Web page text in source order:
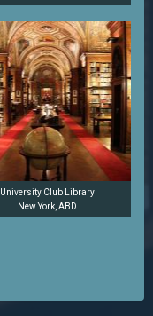
University Club Library
New York, ABD